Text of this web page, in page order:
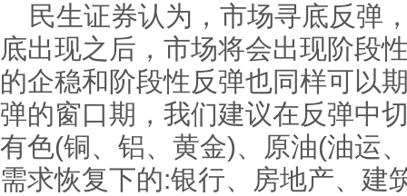
民生证券认为，市场寻底反弹
底出现之后，市场将会出现阶段
的企稳和阶段性反弹也同样可以
弹的窗口期，我们建议在反弹中
有色(铜、铝、黄金)、原油(油运
需求恢复下的:银行、房地产、建